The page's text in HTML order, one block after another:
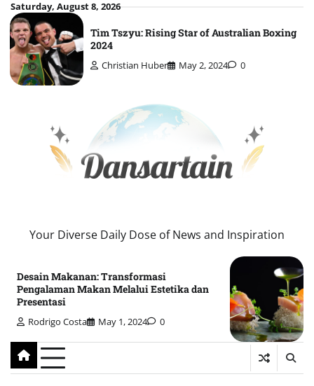
Skip
to
content
Saturday, August 8, 2026
Tim Tszyu: Rising Star of Australian Boxing
2024
Christian Huber May 2, 2024 0
Your Diverse Daily Dose of News and Inspiration
Desain Makanan: Transformasi
Pengalaman Makan Melalui Estetika dan
Presentasi
Rodrigo Costa May 1, 2024 0